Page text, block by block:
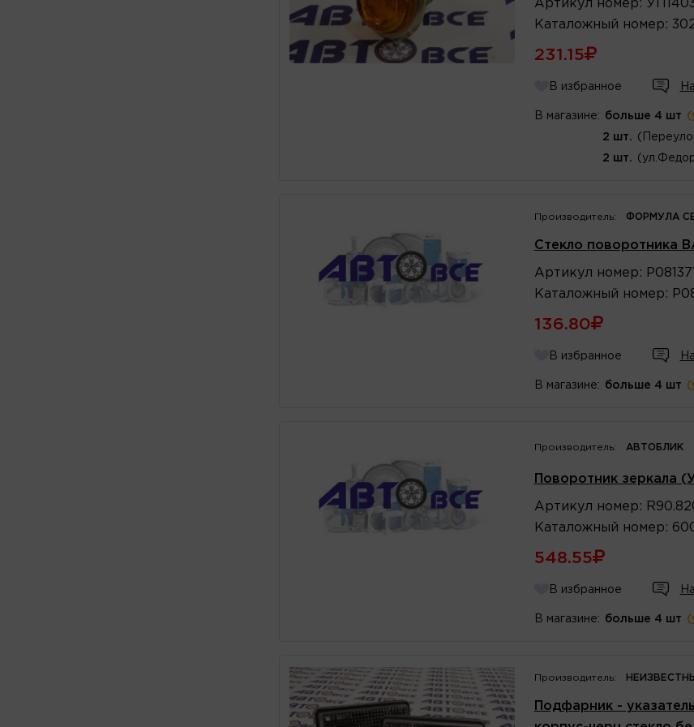
Артикул номер :
Каталожный номер :
231.15
В избранное
В магазине: больше 4 шт
2 шт.
2 шт.
Производитель: ФОРМУЛА
Стекло поворотника
Артикул номер :
Каталожный номер :
136.80
В избранное
В магазине: больше 4 шт
Производитель: АВТОБЛИК
Поворотник зеркала
Артикул номер :
Каталожный номер :
548.55
В избранное
В магазине: больше 4 шт
Производитель:
Подфарник -